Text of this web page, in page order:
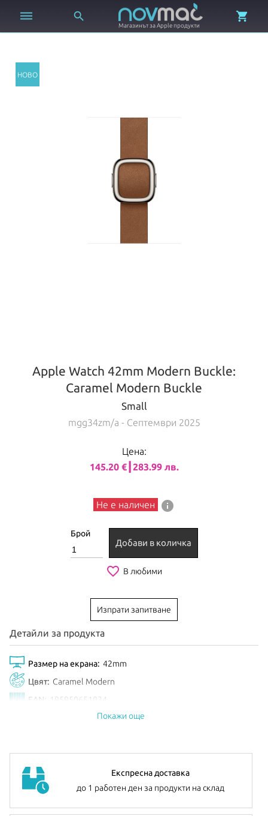
 
Магазинът за Apple продукти

Apple Watch 42mm Modern Buckle:
Caramel Modern Buckle
Small
mgg34zm/a - Септември 2025
Цена:
145.20 €┃283.99 лв.
Не е наличен info
Брой
Добави в количка
favorite_border В любими
Изпрати запитване
Детайли за продукта
Размер на екрана: 42mm
Цвят: Caramel Modern
EAN:
195950651034
Септември 2025
Покажи още
Експресна доставка
до 1 работен ден за продукти на склад